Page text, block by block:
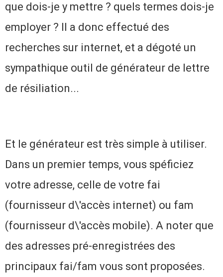
que dois-je y mettre ? quels termes dois-je
employer ? Il a donc effectué des
recherches sur internet, et a dégoté un
sympathique outil de générateur de lettre
de résiliation...
Et le générateur est très simple à utiliser.
Dans un premier temps, vous spéficiez
votre adresse, celle de votre fai
(fournisseur d\'accès internet) ou fam
(fournisseur d\'accès mobile). A noter que
des adresses pré-enregistrées des
principaux fai/fam vous sont proposées.